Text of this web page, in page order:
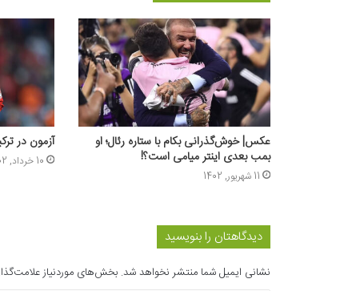
عکس‌| خوش‌گذرانی بکام با ستاره رئال؛ او
بمب بعدی اینتر میامی است؟!
11 شهریور, 1402
آزمون در
10 خرداد, 1402
دیدگاهتان را بنویسید
نشانی ایمیل شما منتشر نخواهد شد. بخش‌های موردنیاز